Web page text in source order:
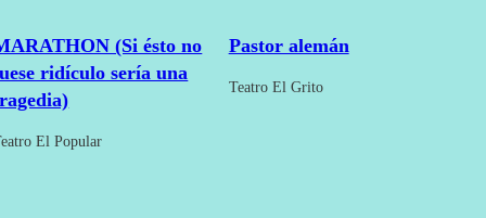
(Si ésto no
ridículo sería una
El Popular
Pastor alemán
Teatro El Grito